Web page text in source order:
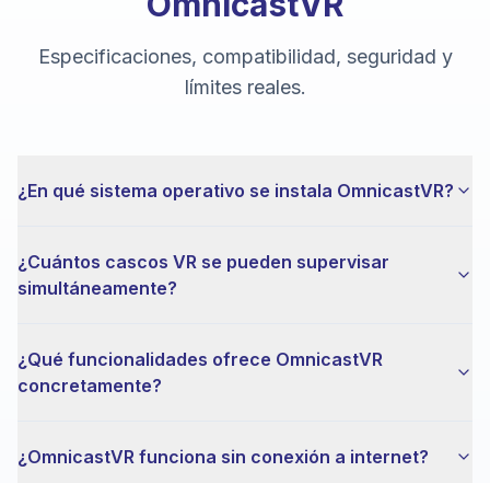
Especificaciones, compatibilidad, seguridad y
límites reales.
¿En qué sistema operativo se instala OmnicastVR?
¿Cuántos cascos VR se pueden supervisar
simultáneamente?
¿Qué funcionalidades ofrece OmnicastVR
concretamente?
¿OmnicastVR funciona sin conexión a internet?